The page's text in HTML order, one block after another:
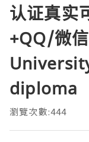
认证真实
+QQ/微
diploma
瀏覽次數:444